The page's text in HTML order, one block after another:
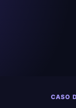
CASO